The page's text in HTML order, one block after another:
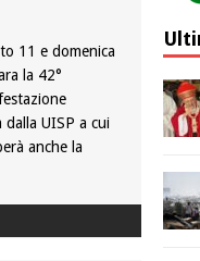
11 e domenica
la 42°
UISP a cui
anche la